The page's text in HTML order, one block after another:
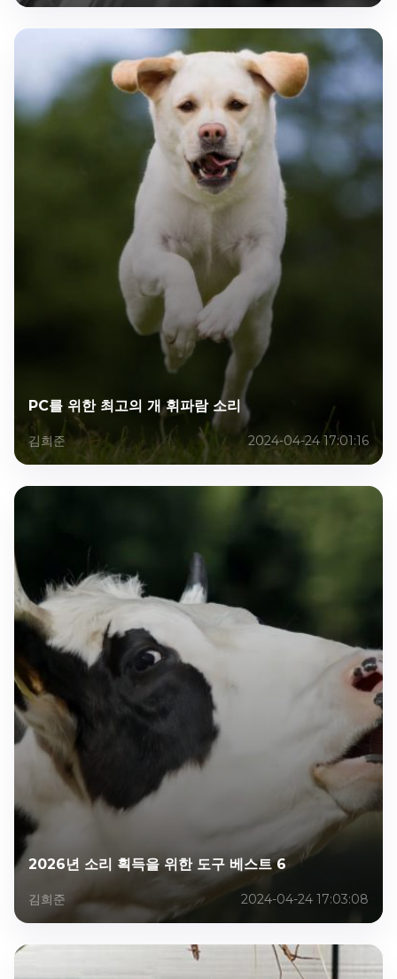
PC를 위한 최고의 개 휘파람 소리
김희준 2024-04-24 17:01:16
2026년 소리 획득을 위한 도구 베스트 6
김희준 2024-04-24 17:03:08